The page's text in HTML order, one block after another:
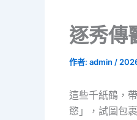
逐秀傳
作者: admin /
這些千紙鶴，
慾」，試圖包